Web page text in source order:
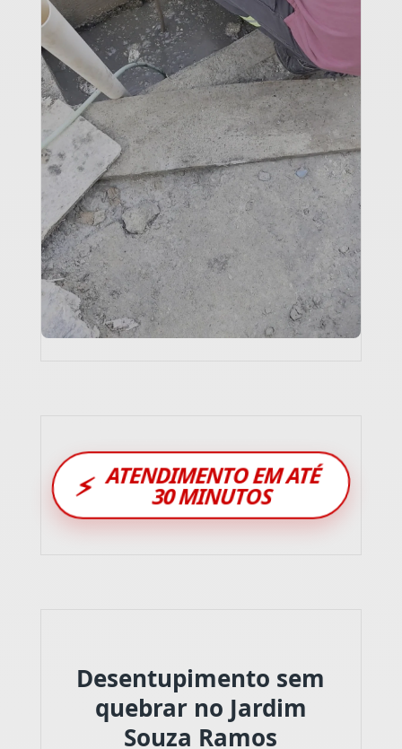
⚡ ATENDIMENTO EM ATÉ
30 MINUTOS
Desentupimento sem
quebrar no Jardim
Souza Ramos